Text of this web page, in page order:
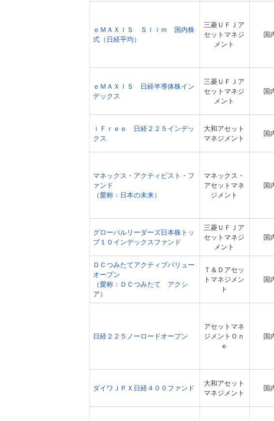
ｅＭＡＸＩＳ Ｓｌｉｍ 国内株
式（日経平均）
三菱ＵＦＪア
セットマネジ
メント
国
ｅＭＡＸＩＳ 日経半導体株イン
デックス
三菱ＵＦＪア
セットマネジ
メント
国
ｉＦｒｅｅ 日経２２５インデッ
クス
大和アセット
マネジメント
国
マネックス・アクティビスト・フ
ァンド
（愛称：日本の未来）
マネックス・
アセットマネ
ジメント
国
グローバルリーダーズ日本株トッ
プ１０インデックスファンド
三菱ＵＦＪア
セットマネジ
メント
国
ＤＣつみたてアクティブバリュー
オープン
（愛称：ＤＣつみたて アクシ
ア）
Ｔ＆Ｄアセッ
トマネジメン
ト
国
日経２２５ノーロードオープン
アセットマネ
ジメントＯｎ
ｅ
国
ダイワＪＰＸ日経４００ファンド
大和アセット
マネジメント
国